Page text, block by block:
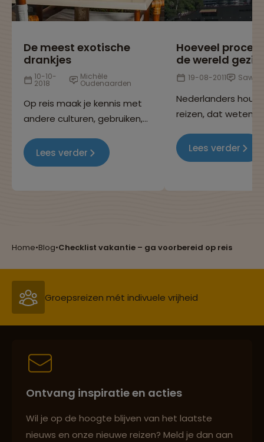
Home•Blog•Checklist vakantie – ga voorbereid op reis
De meest exotische
drankjes
10-10-
2018
Michèle
Oudenaarden
Op reis maak je kennis met
andere culturen, gebruiken,
geheel onbelangrijk: de
nationale cocktails! In dit
Lees verder
Hoeveel
de wereld
19-08-2011
Nederlanders
reizen, dat weten
overal op de
Maar heb jij je ooit
Lees verder
Persoonlijk en deskundig reisadvies
Best beoordeelde reisroutes
Ontvang inspiratie en acties
Wil je op de hoogte blijven van het laatste
nieuws en onze nieuwe reizen? Meld je dan aan